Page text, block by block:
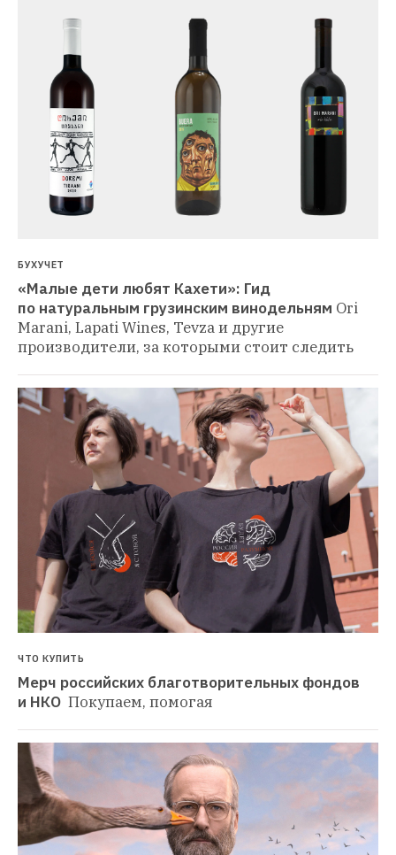
БУХУЧЕТ
«Малые дети любят Кахети»: Гид
по натуральным грузинским винодельням Ori
Marani, Lapati Wines, Tevza и другие
производители, за которыми стоит следить
ЧТО КУПИТЬ
Мерч российских благотворительных фондов
и НКО Покупаем, помогая